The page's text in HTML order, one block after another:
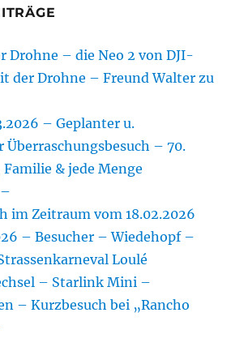
Drohne – die Neo 2 von DJI-
der Drohne – Freund Walter zu
– Geplanter u.
Überraschungsbesuch – 70.
& jede Menge
im Zeitraum vom 18.02.2026
– Besucher – Wiedehopf –
Loulé
– Starlink Mini –
– Kurzbesuch bei „Rancho